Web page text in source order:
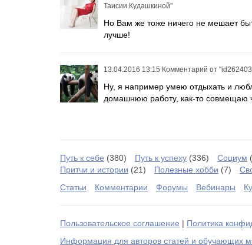
Таисии Кудашкиной"
Но Вам же тоже ничего не мешает
лучше!
13.04.2016 13:15 Комментарий от
Ну, я например умею отдыхать и
домашнюю работу, как-то совмещаю
Путь к себе (380) Путь к успеху (336) Социум
Притчи и истории (21) Полезные хобби (7)
Статьи
Комментарии Форумы Вебинары
Пользовательское соглашение | Политика
Информация для авторов статей и обучающих